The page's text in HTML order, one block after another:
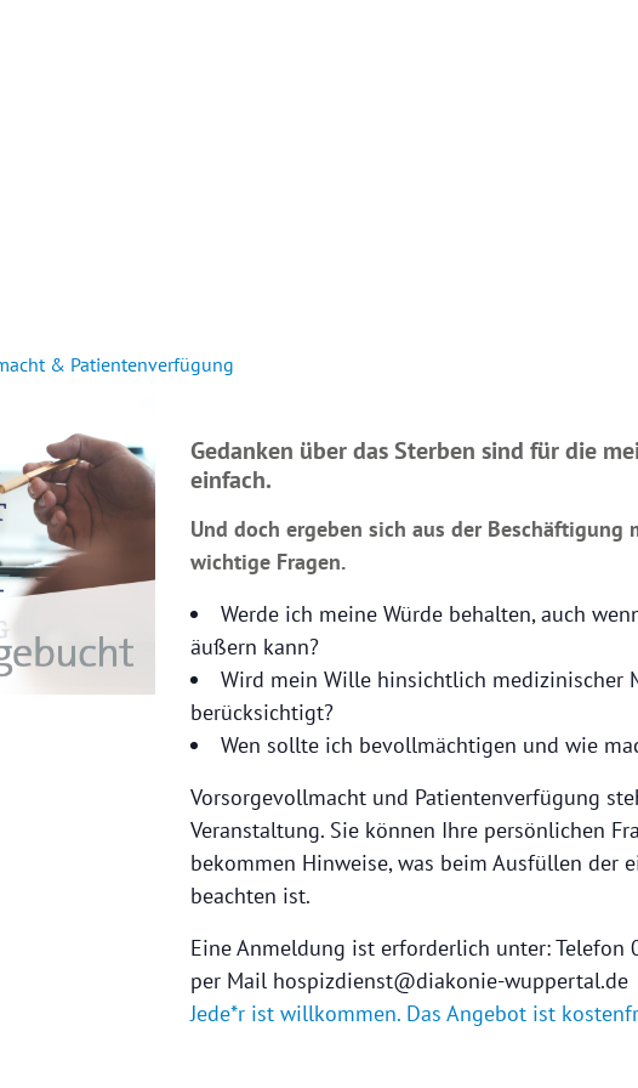
& Patientenverfügung
Gedanken über das Sterben sind für die
einfach.
Und doch ergeben sich aus der Beschäftigung
wichtige Fragen.
Werde ich meine Würde behalten, auch
äußern kann?
Wird mein Wille hinsichtlich medizinischer
berücksichtigt?
Wen sollte ich bevollmächtigen und wie
Vorsorgevollmacht und Patientenverfügung
Veranstaltung. Sie können Ihre persönlichen
bekommen Hinweise, was beim Ausfüllen der
beachten ist.
Eine Anmeldung ist erforderlich unter: Telefon
per Mail hospizdienst@diakonie-wuppertal.de
Jede*r ist willkommen. Das Angebot ist